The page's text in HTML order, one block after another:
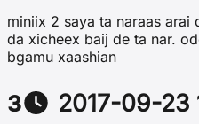
miniix 2 saya ta naraas
da xicheex baij de ta nar.
bgamu xaashian
з 2017-09-23